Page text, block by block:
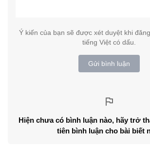
Ý kiến của bạn sẽ được xét duyệt khi
tiếng Việt có dấu.
Gửi bình luận
Hiện chưa có bình luận nào, hãy trở
tiên bình luận cho bài biết